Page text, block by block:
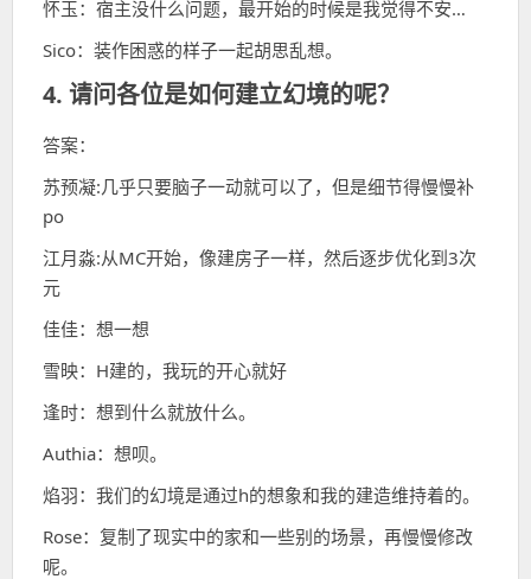
怀玉：宿主没什么问题，最开始的时候是我觉得不安…
Sico：装作困惑的样子一起胡思乱想。
4. 请问各位是如何建立幻境的呢？
答案：
苏预凝:几乎只要脑子一动就可以了，但是细节得慢慢补
po
江月淼:从MC开始，像建房子一样，然后逐步优化到3次
元
佳佳：想一想
雪映：H建的，我玩的开心就好
逢时：想到什么就放什么。
Authia：想呗。
焰羽：我们的幻境是通过h的想象和我的建造维持着的。
Rose：复制了现实中的家和一些别的场景，再慢慢修改
呢。